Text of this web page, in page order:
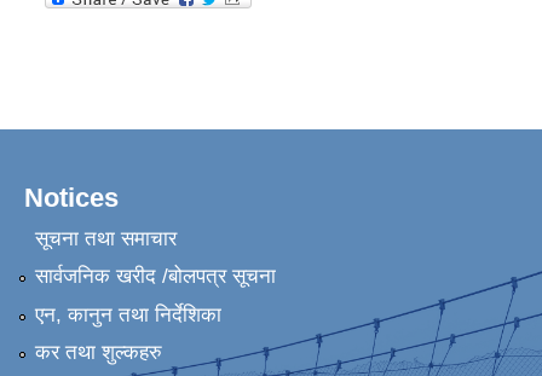
Notices
सूचना तथा समाचार
सार्वजनिक खरीद /बोलपत्र सूचना
एन, कानुन तथा निर्देशिका
कर तथा शुल्कहरु